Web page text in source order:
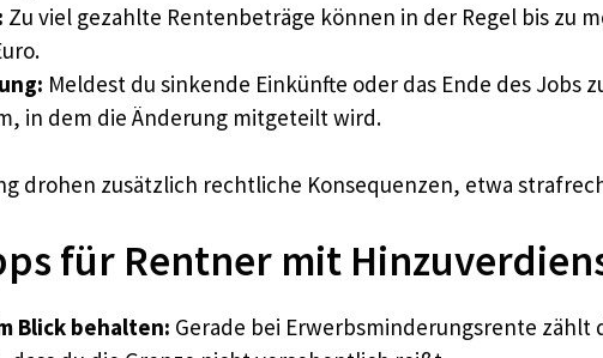
Zu viel gezahlte Rentenbeträge können in der Regel bis zu
Meldest du sinkende Einkünfte oder das Ende des
in dem die Änderung mitgeteilt wird.
drohen zusätzlich rechtliche Konsequenzen, etwa
für Rentner mit
Blick behalten: Gerade bei Erwerbsminderungsrente